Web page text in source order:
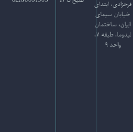
فرحزادی، ابتدای
خیابان سیمای
ایران، ساختمان
لیدوما، طبقه ۷،
واحد ۹